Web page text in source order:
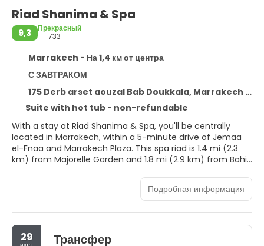
Riad Shanima & Spa
9,3
Прекрасный
733
Marrakech - На 1,4 км от центра
С ЗАВТРАКОМ
175 Derb arset aouzal Bab Doukkala, Marrakech 40000
Suite with hot tub - non-refundable
With a stay at Riad Shanima & Spa, you'll be centrally
located in Marrakech, within a 5-minute drive of Jemaa
el-Fnaa and Marrakech Plaza. This spa riad is 1.4 mi (2.3
km) from Majorelle Garden and 1.8 mi (2.9 km) from Bahia
Relax at the full-service spa, where you can enjoy
massages, body treatments, and facials. You're sure to
appreciate the recreational amenities, including an indoor
pool, a steam room, and a 24-hour fitness center.
Additional amenities at this riad include complimentary
Подробная информация
29 Трансфер